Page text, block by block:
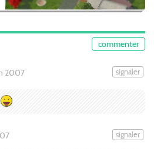
commenter
2007 signaler
signaler